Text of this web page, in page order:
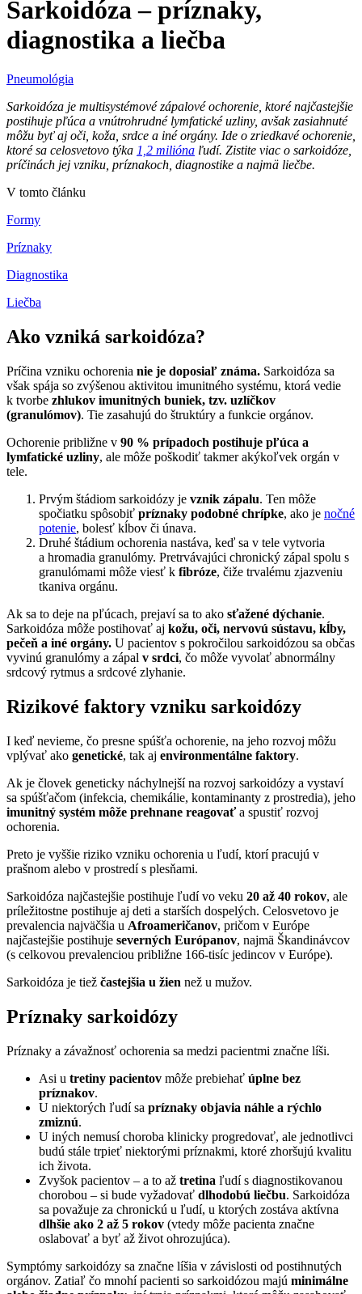
Sarkoidóza – príznaky,
diagnostika a liečba
Pneumológia
Sarkoidóza je multisystémové zápalové ochorenie, ktoré najčastejšie
postihuje pľúca a vnútrohrudné lymfatické uzliny, avšak zasiahnuté
môžu byť aj oči, koža, srdce a iné orgány. Ide o zriedkavé ochorenie,
ktoré sa celosvetovo týka 1,2 milióna ľudí. Zistite viac o sarkoidóze,
príčinách jej vzniku, príznakoch, diagnostike a najmä liečbe.
V tomto článku
Formy
Príznaky
Diagnostika
Liečba
Ako vzniká sarkoidóza?
Príčina vzniku ochorenia nie je doposiaľ známa. Sarkoidóza sa
však spája so zvýšenou aktivitou imunitného systému, ktorá vedie
k tvorbe zhlukov imunitných buniek, tzv. uzlíčkov
(granulómov). Tie zasahujú do štruktúry a funkcie orgánov.
Ochorenie približne v 90 % prípadoch postihuje pľúca a
lymfatické uzliny, ale môže poškodiť takmer akýkoľvek orgán v
tele.
Prvým štádiom sarkoidózy je vznik zápalu. Ten môže
spočiatku spôsobiť príznaky podobné chrípke, ako je nočné
potenie, bolesť kĺbov či únava.
Druhé štádium ochorenia nastáva, keď sa v tele vytvoria
a hromadia granulómy. Pretrvávajúci chronický zápal spolu s
granulómami môže viesť k fibróze, čiže trvalému zjazveniu
tkaniva orgánu.
Ak sa to deje na pľúcach, prejaví sa to ako sťažené dýchanie.
Sarkoidóza môže postihovať aj kožu, oči, nervovú sústavu, kĺby,
pečeň a iné orgány. U pacientov s pokročilou sarkoidózou sa občas
vyvinú granulómy a zápal v srdci, čo môže vyvolať abnormálny
srdcový rytmus a srdcové zlyhanie.
Rizikové faktory vzniku sarkoidózy
I keď nevieme, čo presne spúšťa ochorenie, na jeho rozvoj môžu
vplývať ako genetické, tak aj environmentálne faktory.
Ak je človek geneticky náchylnejší na rozvoj sarkoidózy a vystaví
sa spúšťačom (infekcia, chemikálie, kontaminanty z prostredia), jeho
imunitný systém môže prehnane reagovaťa spustiť rozvoj
ochorenia.
Preto je vyššie riziko vzniku ochorenia u ľudí, ktorí pracujú v
prašnom alebo v prostredí s plesňami.
Sarkoidóza najčastejšie postihuje ľudí vo veku 20 až 40 rokov, ale
príležitostne postihuje aj deti a starších dospelých. Celosvetovo je
prevalencia najväčšia u Afroameričanov, pričom v Európe
najčastejšie postihuje severných Európanov, najmä Škandinávcov
(s celkovou prevalenciou približne 166-tisíc jedincov v Európe).
Sarkoidóza je tiež častejšia u žien než u mužov.
Príznaky sarkoidózy
Príznaky a závažnosť ochorenia sa medzi pacientmi značne líši.
Asi u tretiny pacientov môže prebiehať úplne bez
príznakov.
U niektorých ľudí sa príznaky objavia náhle a rýchlo
zmiznú.
U iných nemusí choroba klinicky progredovať, ale jednotlivci
budú stále trpieť niektorými príznakmi, ktoré zhoršujú kvalitu
ich života.
Zvyšok pacientov – a to až tretina ľudí s diagnostikovanou
chorobou – si bude vyžadovať dlhodobú liečbu. Sarkoidóza
sa považuje za chronickú u ľudí, u ktorých zostáva aktívna
dlhšie ako 2 až 5 rokov (vtedy môže pacienta značne
oslabovať a byť až život ohrozujúca).
Symptómy sarkoidózy sa značne líšia v závislosti od postihnutých
orgánov. Zatiaľ čo mnohí pacienti so sarkoidózou majú minimálne